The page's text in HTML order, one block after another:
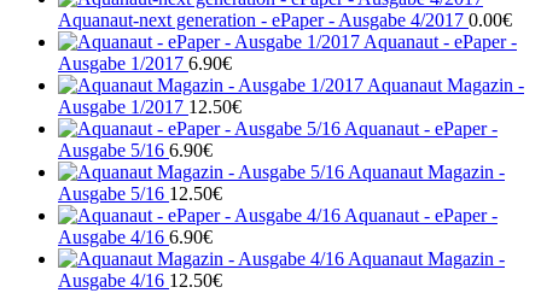
Aquanaut-next generation - ePaper - Ausgabe 4/2017 0.00€
Aquanaut - ePaper -
Ausgabe 1/2017 6.90€
Aquanaut Magazin -
Ausgabe 1/2017 12.50€
Aquanaut - ePaper -
Ausgabe 5/16 6.90€
Aquanaut Magazin -
Ausgabe 5/16 12.50€
Aquanaut - ePaper -
Ausgabe 4/16 6.90€
Aquanaut Magazin -
Ausgabe 4/16 12.50€